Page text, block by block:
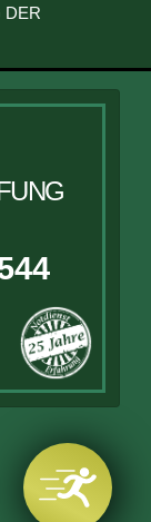
DER